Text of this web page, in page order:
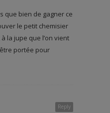
que bien de gagner ce
le petit chemisier
la jupe que l’on vient
portée pour
Reply